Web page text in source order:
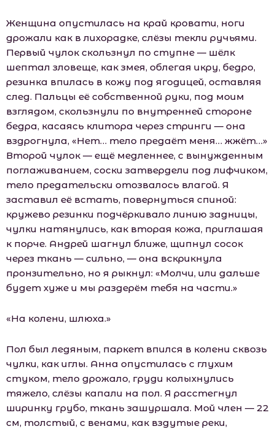
Женщина опустилась на край кровати, ноги
дрожали как в лихорадке, слёзы текли ручьями.
Первый чулок скользнул по ступне — шёлк
шептал зловеще, как змея, облегая икру, бедро,
резинка впилась в кожу под ягодицей, оставляя
след. Пальцы её собственной руки, под моим
взглядом, скользнули по внутренней стороне
бедра, касаясь клитора через стринги — она
вздрогнула, «Нет… тело предаёт меня… жжёт…»
Второй чулок — ещё медленнее, с вынужденным
поглаживанием, соски затвердели под лифчиком,
тело предательски отозвалось влагой. Я
заставил её встать, повернуться спиной:
кружево резинки подчёркивало линию задницы,
чулки натянулись, как вторая кожа, приглашая
к порче. Андрей шагнул ближе, щипнул сосок
через ткань — сильно, — она вскрикнула
пронзительно, но я рыкнул: «Молчи, или дальше
будет хуже и мы раздерём тебя на части.»
«На колени, шлюха.»
Пол был ледяным, паркет впился в колени сквозь
чулки, как иглы. Анна опустилась с глухим
стуком, тело дрожало, груди колыхнулись
тяжело, слёзы капали на пол. Я расстегнул
ширинку грубо, ткань зашуршала. Мой член — 22
см, толстый, с венами, как вздутые реки,